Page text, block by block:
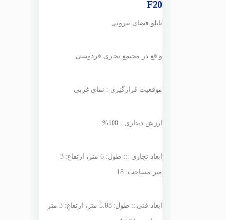
F20
تابلو فضای بیرونی
واقع در مجتمع تجاری فردوسی
موقعیت قرارگیری : نمای غربی
ارزش دیداری : 100%
ابعاد تجاری ::: طول: 6 متر، ارتفاع: 3
متر مساحت: 18
ابعاد فنی::: طول: 5.88 متر، ارتفاع: 3 متر